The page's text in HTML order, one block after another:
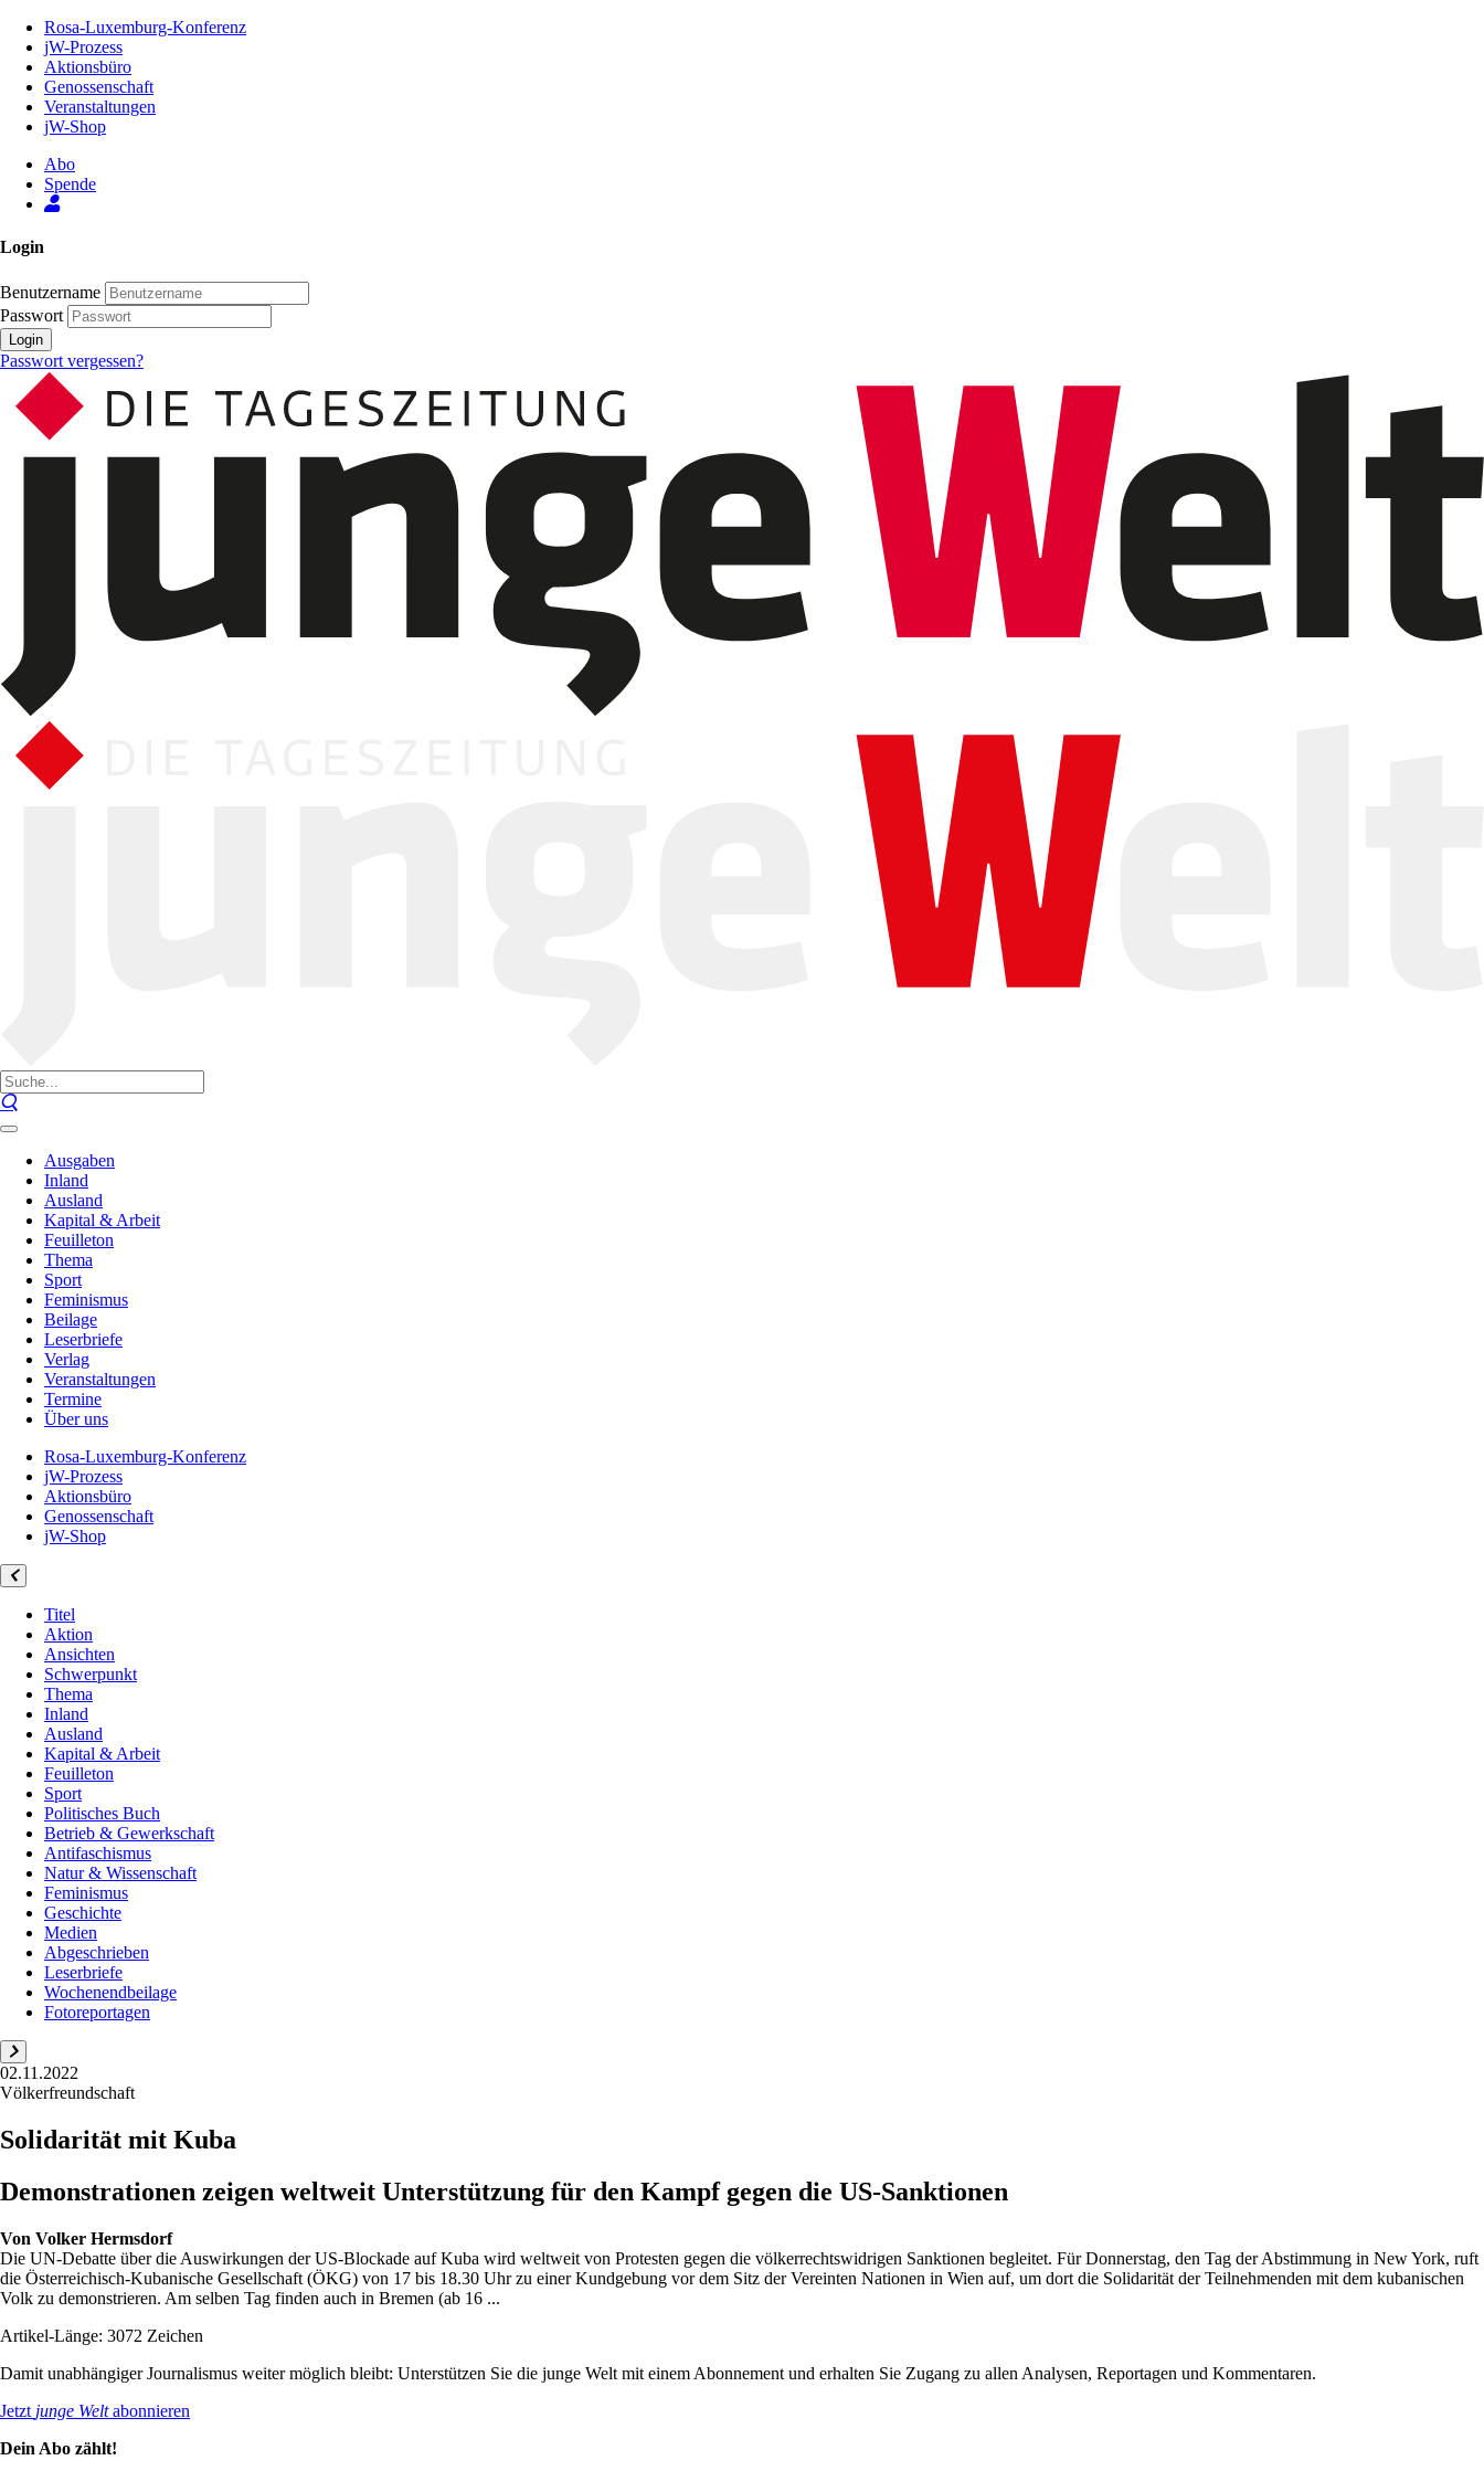
Inhalt
Seite
Rosa-Luxemburg-Konferenz
jW-Prozess
Aktionsbüro
Genossenschaft
Veranstaltungen
jW-Shop
Abo
Spende
Login
Benutzername
Passwort
Login
Passwort vergessen?
Ausgaben
Inland
Ausland
Kapital & Arbeit
Feuilleton
Thema
Sport
Feminismus
Beilage
Leserbriefe
Verlag
Veranstaltungen
Termine
Über uns
Rosa-Luxemburg-Konferenz
jW-Prozess
Aktionsbüro
Genossenschaft
jW-Shop
Titel
Aktion
Ansichten
Schwerpunkt
Thema
Inland
Ausland
Kapital & Arbeit
Feuilleton
Sport
Politisches Buch
Betrieb & Gewerkschaft
Antifaschismus
Natur & Wissenschaft
Feminismus
Geschichte
Medien
Abgeschrieben
Leserbriefe
Wochenendbeilage
Fotoreportagen
02.11.2022
Völkerfreundschaft
Solidarität mit Kuba
Demonstrationen zeigen weltweit Unterstützung für den Kampf gegen die US-Sanktionen
Von Volker Hermsdorf
Die UN-Debatte über die Auswirkungen der US-Blockade auf Kuba wird weltweit von Protesten gegen die völkerrechtswidrigen Sanktionen begleitet. Für Donnerstag, den Tag der Abstimmung in New York, ruft
die Österreichisch-Kubanische Gesellschaft (ÖKG) von 17 bis 18.30 Uhr zu einer Kundgebung vor dem Sitz der Vereinten Nationen in Wien auf, um dort die Solidarität der Teilnehmenden mit dem kubanischen
Volk zu demonstrieren. Am selben Tag finden auch in Bremen (ab 16 ...
Artikel-Länge: 3072 Zeichen
Damit unabhängiger Journalismus weiter möglich bleibt: Unterstützen Sie die junge Welt mit einem Abonnement und erhalten Sie Zugang zu allen Analysen, Reportagen und Kommentaren.
Jetzt junge Weltabonnieren
Dein Abo zählt!